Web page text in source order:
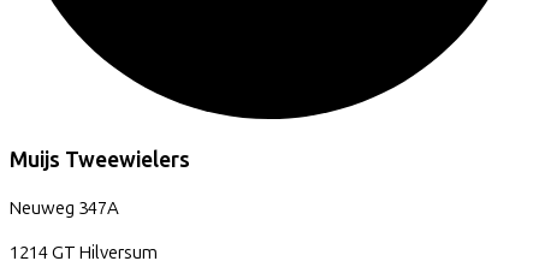
Muijs Tweewielers
Neuweg 347A
1214 GT Hilversum